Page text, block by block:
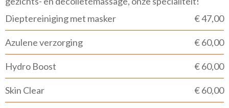
Dieptereiniging met masker
€ 47,00
Azulene verzorging € 60,00
Hydro Boost € 60,00
Skin Clear € 60,00